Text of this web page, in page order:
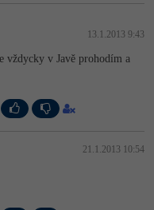
13.1.2013 9:43
vždycky v Javě prohodím a
21.1.2013 10:54